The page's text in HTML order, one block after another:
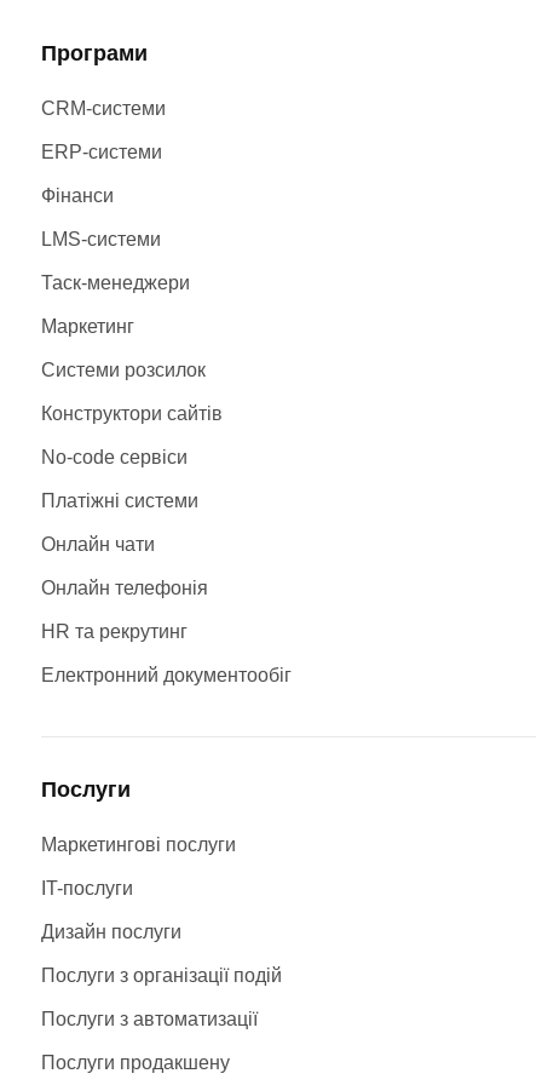
Програми
CRM-системи
ERP-системи
Фінанси
LMS-системи
Таск-менеджери
Маркетинг
Системи розсилок
Конструктори сайтів
No-code сервіси
Платіжні системи
Онлайн чати
Онлайн телефонія
HR та рекрутинг
Електронний документообіг
Послуги
Маркетингові послуги
IT-послуги
Дизайн послуги
Послуги з організації подій
Послуги з автоматизації
Послуги продакшену